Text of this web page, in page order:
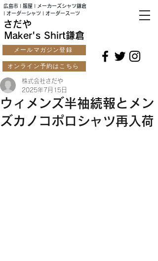
さだや
オンライン予約はこちら
メールマガジン登録
Maker's Shirt鎌倉
広島市 | 服屋 | メーカーズシャツ鎌倉
| オーダーシャツ | オーダースーツ
ウィメンズ半袖続報とメン
ズカノコポロシャツ再入荷
株式会社さだや
2025年7月15日